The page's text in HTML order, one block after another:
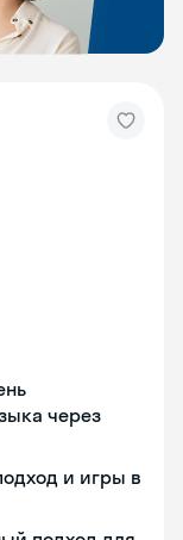
через
и игры в